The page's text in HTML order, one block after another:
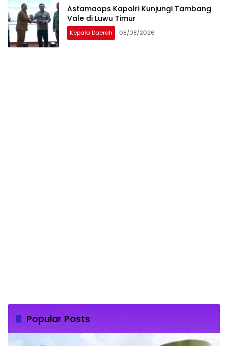
Astamaops Kapolri Kunjungi Tambang
Vale di Luwu Timur
Kepala Daerah 08/08/2026
Popular Posts